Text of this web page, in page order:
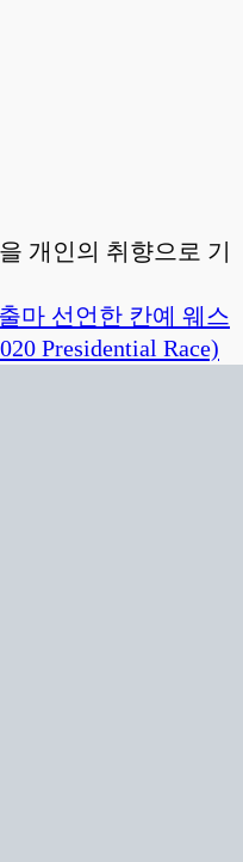
개인의 취향으로 기
마 선언한 칸예 웨스
Presidential Race)